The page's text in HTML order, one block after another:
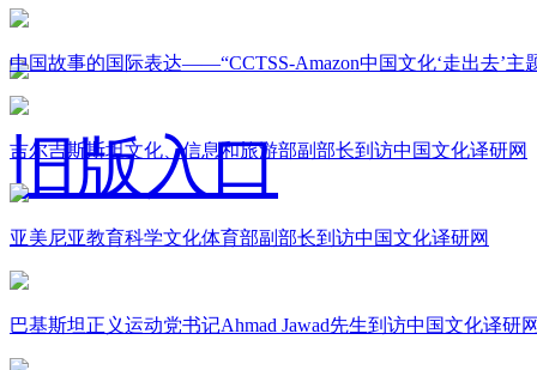
中国故事的国际表达——“CCTSS-Amazon中国文化‘走出去’主
吉尔吉斯斯坦文化、信息和旅游部副部长到访中国文化译研网
亚美尼亚教育科学文化体育部副部长到访中国文化译研网
巴基斯坦正义运动党书记Ahmad Jawad先生到访中国文化译研
旧版入口
关于我们